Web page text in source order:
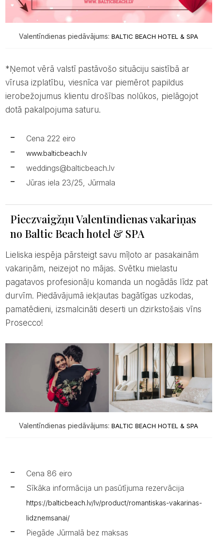
Valentīndienas piedāvājums: BALTIC BEACH HOTEL & SPA
*Ņemot vērā valstī pastāvošo situāciju saistībā ar
vīrusa izplatību, viesnīca var piemērot papildus
ierobežojumus klientu drošības nolūkos, pielāgojot
dotā pakalpojuma saturu.
Cena 222 eiro
www.balticbeach.lv
weddings@balticbeach.lv
Jūras iela 23/25, Jūrmala
Pieczvaigžņu Valentīndienas vakariņas
no Baltic Beach hotel & SPA
Lieliska iespēja pārsteigt savu mīļoto ar pasakainām
vakariņām, neizejot no mājas. Svētku mielastu
pagatavos profesionāļu komanda un nogādās līdz pat
durvīm. Piedāvājumā iekļautas bagātīgas uzkodas,
pamatēdieni, izsmalcināti deserti un dzirkstošais vīns
Prosecco!
Valentīndienas piedāvājums: BALTIC BEACH HOTEL & SPA
Cena 86 eiro
Sīkāka informācija un pasūtījuma rezervācija
https://balticbeach.lv/lv/product/romantiskas-vakarinas-
lidznemsanai/
Piegāde Jūrmalā bez maksas